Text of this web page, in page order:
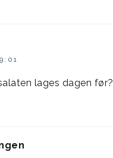
lages dagen før?